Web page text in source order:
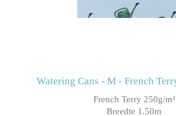
Watering Cans - M - French
French Terry 250g/m²
Breedte 1.50m